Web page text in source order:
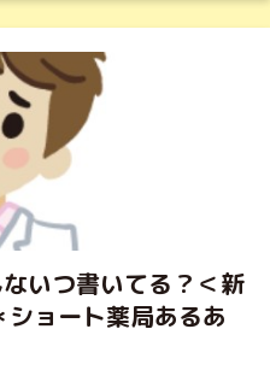
いつ書いてる？＜新
ョート薬局あるあ